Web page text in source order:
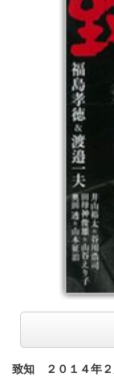
致知 ２０１４年